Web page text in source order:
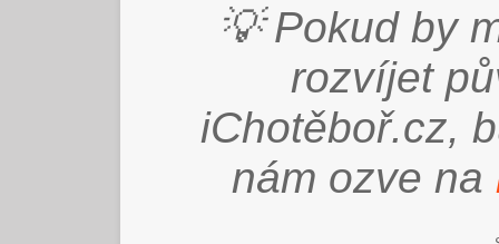
💡 Pokud by
rozvíjet
iChotěboř.cz,
nám ozve na